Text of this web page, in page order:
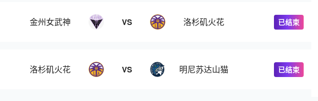
金州女武神 VS 洛杉矶火花 已结束
洛杉矶火花 VS 明尼苏达山猫 已结束